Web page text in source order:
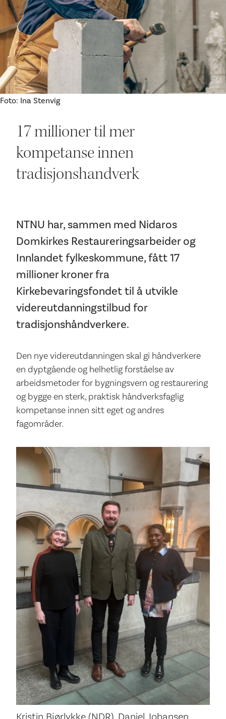
Ditt besøk
Foto: Ina Stenvig
17 millioner til mer
kompetanse innen
tradisjonshandverk
NTNU har, sammen med Nidaros
Domkirkes Restaureringsarbeider og
Innlandet fylkeskommune, fått 17
millioner kroner fra
Kirkebevaringsfondet til å utvikle
videreutdanningstilbud for
tradisjonshåndverkere.
Den nye videreutdanningen skal gi håndverkere
en dyptgående og helhetlig forståelse av
arbeidsmetoder for bygningsvern og restaurering
og bygge en sterk, praktisk håndverksfaglig
kompetanse innen sitt eget og andres
fagområder.